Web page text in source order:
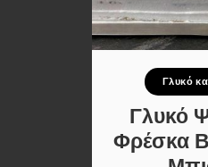
Γλυκό
Γλυκό
Φρέσκα